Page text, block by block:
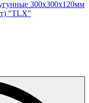
300х300х120мм
"TLX"